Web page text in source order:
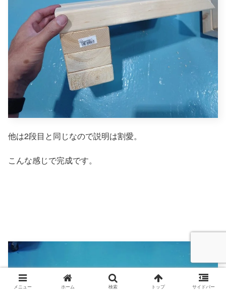
他は2段目と同じなので説明は割愛。
こんな感じで完成です。
メニュー ホーム 検索 トップ サイドバー